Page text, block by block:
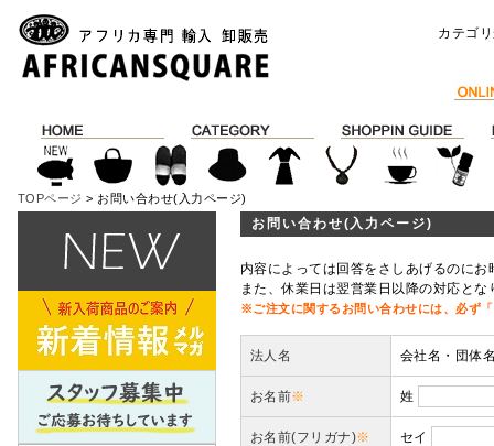
カテゴ
TOPページ > お問い合わせ(入力ページ)
お問い合わせ(入力ページ)
内容によっては回答をさしあげるのに
また、休業日は翌営業日以降の対応と
※ご注文に関するお問い合わせには、必ず
法人名 会社名・団体
お名前※ 姓
お名前(フリガナ)※ セイ